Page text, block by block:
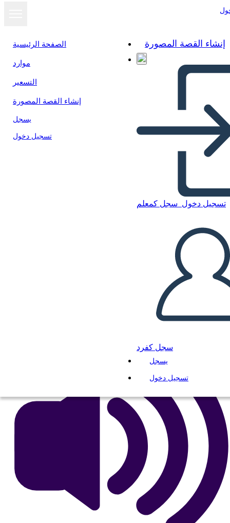
الصفحة الرئيسية
موارد
التسعير
إنشاء القصة المصورة
يسجل
تسجيل دخول
إنشاء القصة المصورة
تسجيل دخول سجل كمعلم
سجل كفرد
يسجل
تسجيل دخول